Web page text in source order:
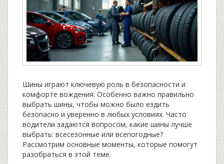
Шины играют ключевую роль в безопасности и
комфорте вождения. Особенно важно правильно
выбрать шины, чтобы можно было ездить
безопасно и уверенно в любых условиях. Часто
водители задаются вопросом, какие шины лучше
выбрать: всесезонные или всепогодные?
Рассмотрим основные моменты, которые помогут
разобраться в этой теме.